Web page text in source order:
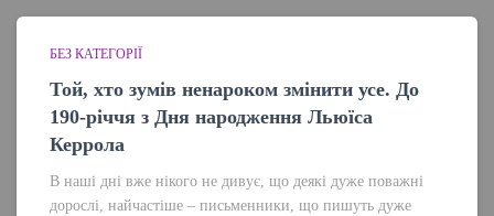
БЕЗ КАТЕГОРІЇ
Той, хто зумів ненароком змінити усе. До
190-річчя з Дня народження Льюїса
Керрола
В наші дні вже нікого не дивує, що деякі дуже поважні
дорослі, найчастіше – письменники, що пишуть дуже